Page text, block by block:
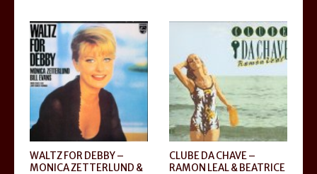
WALTZ FOR DEBBY –
MONICA ZETTERLUND &
CLUBE DA CHAVE –
RAMON LEAL & BEATRICE